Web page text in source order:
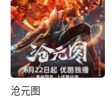
沧元图